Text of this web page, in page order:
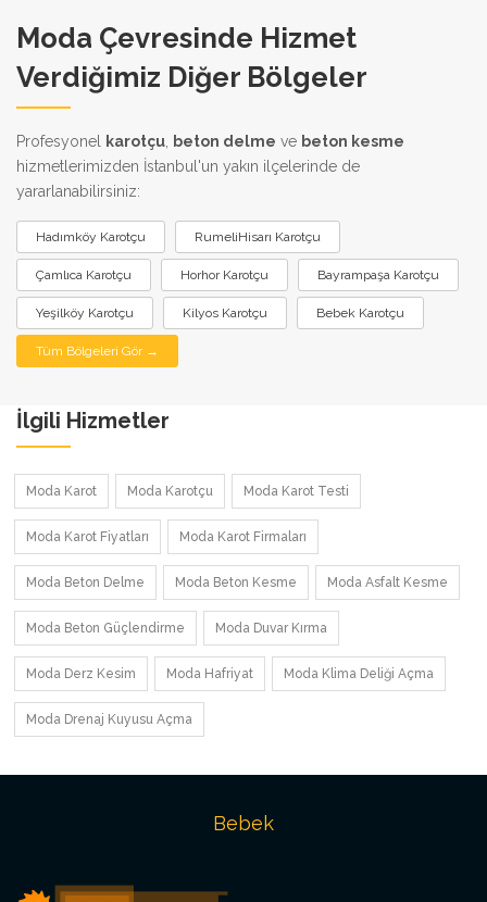
Moda Çevresinde Hizmet
Verdiğimiz Diğer Bölgeler
Profesyonel karotçu beton delme ve beton kesme
hizmetlerimizden İstanbul'un yakın ilçelerinde de
yararlanabilirsiniz:
Hadımköy Karotçu RumeliHisarı Karotçu
Çamlıca Karotçu Horhor Karotçu Bayrampaşa Karotçu
Yeşilköy Karotçu Kilyos Karotçu Bebek Karotçu
Tüm Bölgeleri Gör →
İlgili Hizmetler
Moda Karot Moda Karotçu Moda Karot Testi
Moda Karot Fiyatları Moda Karot Firmaları
Moda Beton Delme Moda Beton Kesme Moda Asfalt Kesme
Moda Beton Güçlendirme Moda Duvar Kırma
Moda Derz Kesim Moda Hafriyat Moda Klima Deliği Açma
Moda Drenaj Kuyusu Açma
Bebek